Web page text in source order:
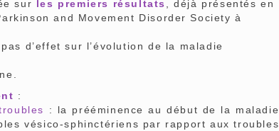
sur les premiers résultats
, déjà présentés en
and Movement Disorder Society à
pas d’effet sur l’évolution de la maladie
:
: la prééminence au début de la maladie
vésico-sphinctériens par rapport aux troubles